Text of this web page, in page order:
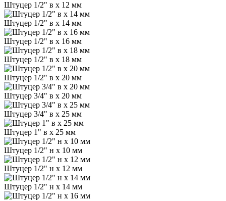
Штуцер 1/2" в х 12 мм
Штуцер 1/2" в х 14 мм
Штуцер 1/2" в х 16 мм
Штуцер 1/2" в х 18 мм
Штуцер 1/2" в х 20 мм
Штуцер 3/4" в х 20 мм
Штуцер 3/4" в х 25 мм
Штуцер 1" в х 25 мм
Штуцер 1/2" н х 10 мм
Штуцер 1/2" н х 12 мм
Штуцер 1/2" н х 14 мм